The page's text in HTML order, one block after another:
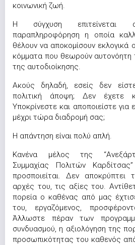
κοινωνική ζωή.
Η σύγχυση
παραπληροφόρηση η οποία
θέλουν να αποκομίσουν εκλογικά
κόμματα που θεωρούν αυτονόητη
της αυτοδιοίκησης.
Ακούς δηλαδή, εσείς δεν
πολιτική άποψη; Δεν έχετε
Υποκρίνεστε και αποποιείστε για
μέχρι τώρα διαδρομή σας;
Η απάντηση είναι πολύ απλή.
Κανένα μέλος της
Συμμαχίας Πολιτών
προσποιείται. Δεν αποκρύπτει
αρχές του, τις αξίες του.
πορεία ο καθένας από μας
του, εργαζόμενος,
Άλλωστε πέραν των
συνδυασμού, η αξιολόγηση της
προσωπικότητας του καθενός